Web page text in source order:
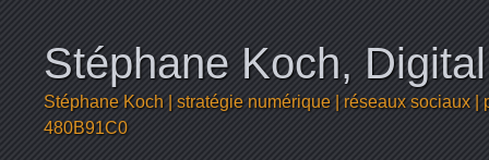
Stéphane Koch,
Stéphane Koch | stratégie numérique | réseaux sociaux
480B91C0